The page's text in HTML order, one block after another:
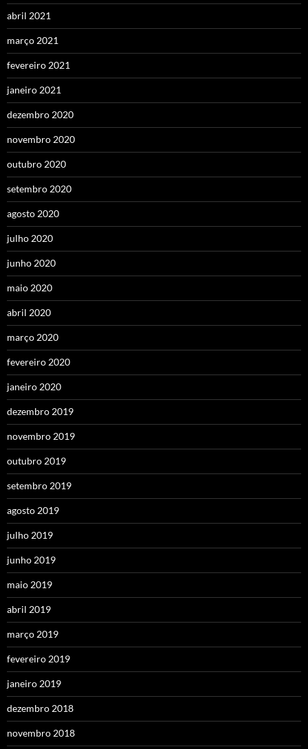
abril 2021
março 2021
fevereiro 2021
janeiro 2021
dezembro 2020
novembro 2020
outubro 2020
setembro 2020
agosto 2020
julho 2020
junho 2020
maio 2020
abril 2020
março 2020
fevereiro 2020
janeiro 2020
dezembro 2019
novembro 2019
outubro 2019
setembro 2019
agosto 2019
julho 2019
junho 2019
maio 2019
abril 2019
março 2019
fevereiro 2019
janeiro 2019
dezembro 2018
novembro 2018